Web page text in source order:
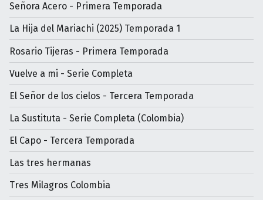
Señora Acero - Primera Temporada
La Hija del Mariachi (2025) Temporada 1
Rosario Tijeras - Primera Temporada
Vuelve a mi - Serie Completa
El Señor de los cielos - Tercera Temporada
La Sustituta - Serie Completa (Colombia)
El Capo - Tercera Temporada
Las tres hermanas
Tres Milagros Colombia